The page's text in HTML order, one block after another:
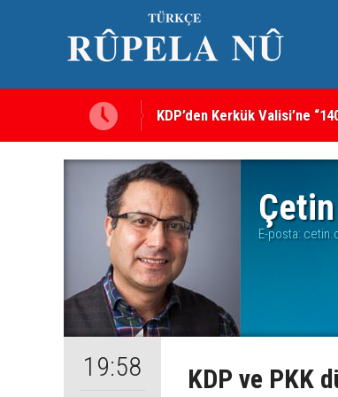
Kerkük’te Kürt partilerden 7
E-posta:
19:58 KDP ve PKK